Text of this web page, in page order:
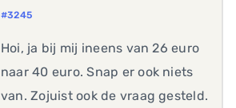
#3245
Hoi, ja bij mij ineens van 26 euro
naar 40 euro. Snap er ook niets
van. Zojuist ook de vraag gesteld.